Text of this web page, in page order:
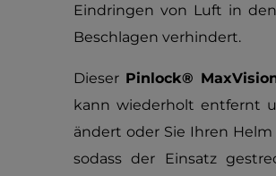
Eindringen von Luft in
Beschlagen verhindert.
Dieser Pinlock®
kann wiederholt entfernt
ändert oder Sie Ihren
sodass der Einsatz